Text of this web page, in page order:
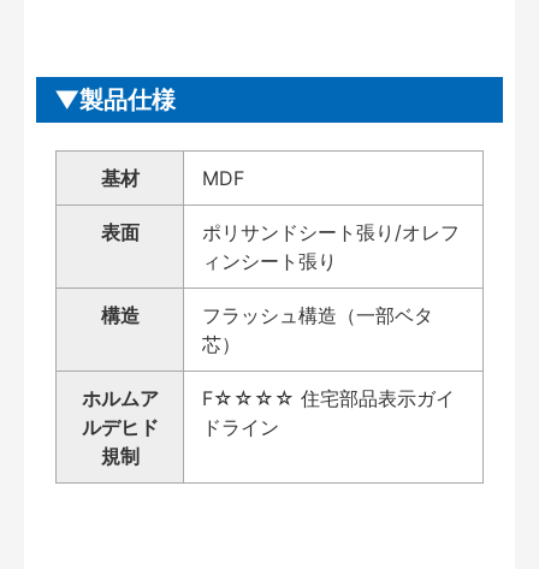
製品仕様
基材 MDF
表面
ポリサンドシート張り/オレフ
ィンシート張り
構造
フラッシュ構造（一部ベタ
芯）
ホルムア
ルデヒド
規制
F☆☆☆☆ 住宅部品表示ガイ
ドライン